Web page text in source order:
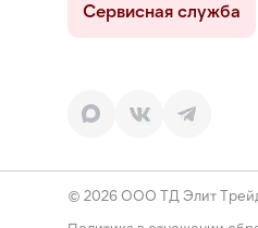
Сервисная служба
© 2026 ООО ТД Элит